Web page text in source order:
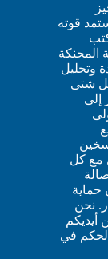
قوته
المحنكة
وتحليل
شتى
إلى
مع كل
حماية
نحن
أيديكم
في